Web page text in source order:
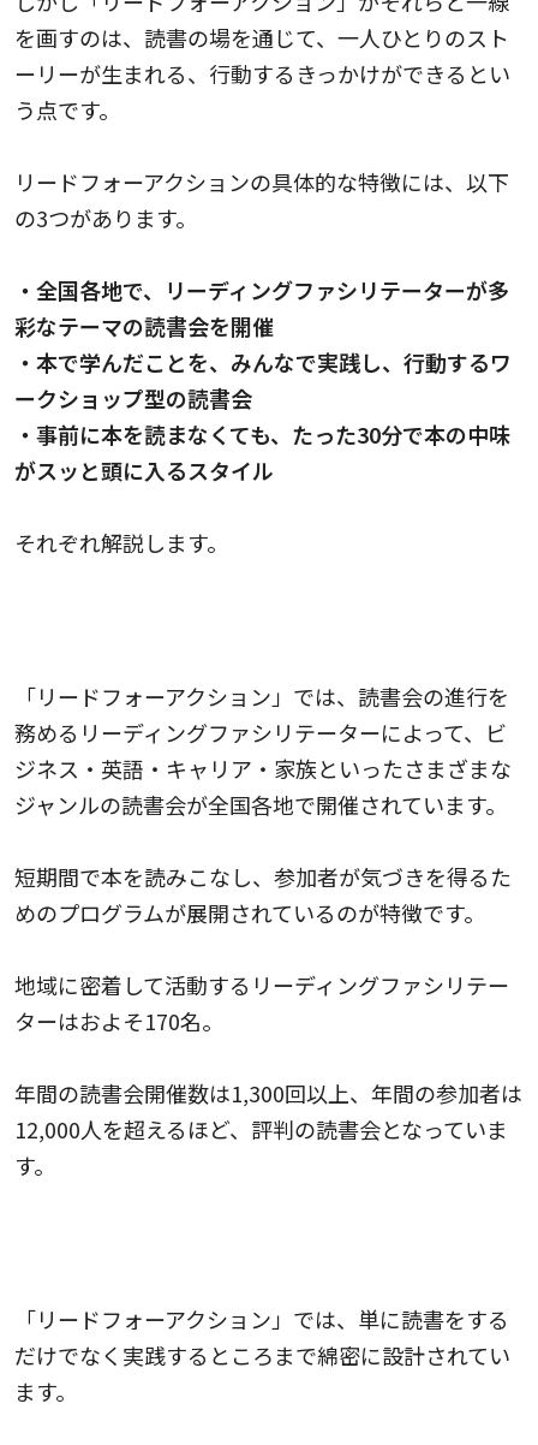
を画すのは、読書の場を通じて、一人ひとりのスト
ーリーが生まれる、行動するきっかけができるとい
う点です。
リードフォーアクションの具体的な特徴には、以下
の3つがあります。
・全国各地で、リーディングファシリテーターが多
彩なテーマの読書会を開催
・本で学んだことを、みんなで実践し、行動するワ
ークショップ型の読書会
・事前に本を読まなくても、たった30分で本の中味
がスッと頭に入るスタイル
それぞれ解説します。
「リードフォーアクション」では、読書会の進行を
務めるリーディングファシリテーターによって、ビ
ジネス・英語・キャリア・家族といったさまざまな
ジャンルの読書会が全国各地で開催されています。
短期間で本を読みこなし、参加者が気づきを得るた
めのプログラムが展開されているのが特徴です。
地域に密着して活動するリーディングファシリテー
ターはおよそ170名。
年間の読書会開催数は1,300回以上、年間の参加者は
12,000人を超えるほど、評判の読書会となっていま
す。
「リードフォーアクション」では、単に読書をする
だけでなく実践するところまで綿密に設計されてい
ます。